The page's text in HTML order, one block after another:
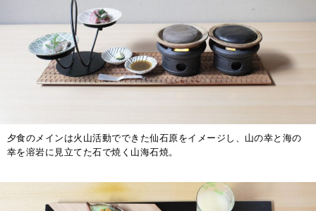
夕食のメインは火山活動でできた仙石原をイメージし、山の幸と海の
幸を溶岩に見立てた石で焼く山海石焼。